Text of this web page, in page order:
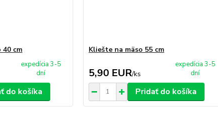
40 cm
expedícia 3-5
dní
do košíka
Kliešte na mäso 55 cm
5,90 EUR/ks
expedícia 3-5
dní
Pridať do košíka